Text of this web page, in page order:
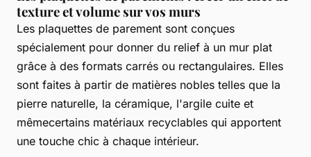
texture et volume sur vos murs
Les plaquettes de parement sont conçues
spécialement pour donner du relief à un mur plat
grâce à des formats carrés ou rectangulaires. Elles
sont faites à partir de matières nobles telles que la
pierre naturelle, la céramique, l'argile cuite et
mêmecertains matériaux recyclables qui apportent
une touche chic à chaque intérieur.